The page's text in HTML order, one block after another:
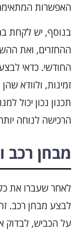
האפשרות
בנוסף, יש לקחת
ההחזרים, ואת
החודשי. כדאי
זמינות, ולוודא
תכנון נכון יכול
הרכישה לנוחה
מבחן רכב
לאחר שעברו את
לבצע מבחן רכב.
על הכביש, לבדוק